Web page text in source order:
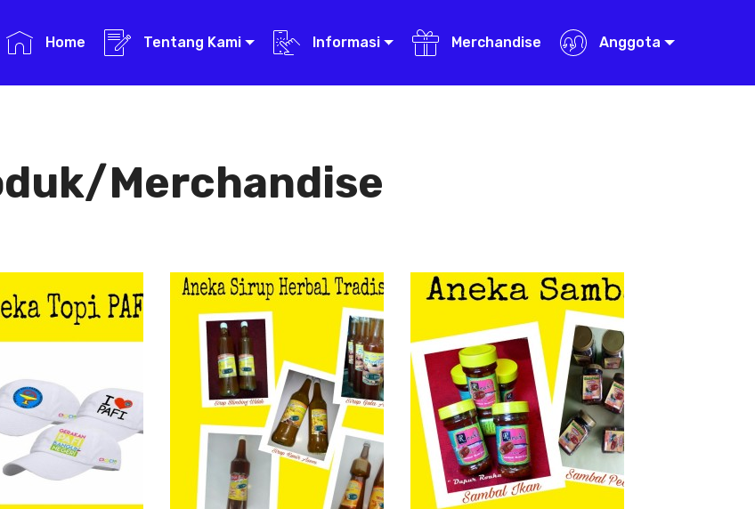
Home Tentang Kami Informasi Merchandise Anggota
Merchandise
Topi PAFI
PAFI
Aneka Sirup
Herbal
Tradisional
Aneka
Sirup
Herbal
Tradisional
Aneka Sambal
Aneka
Sambal